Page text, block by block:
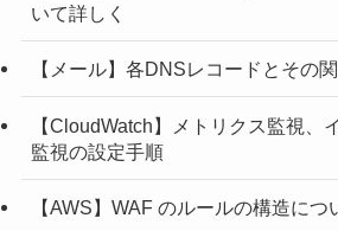
いて詳しく
【メール】各DNSレコードとその
【CloudWatch】メトリクス監視、
監視の設定手順
【AWS】WAF のルールの構造につ